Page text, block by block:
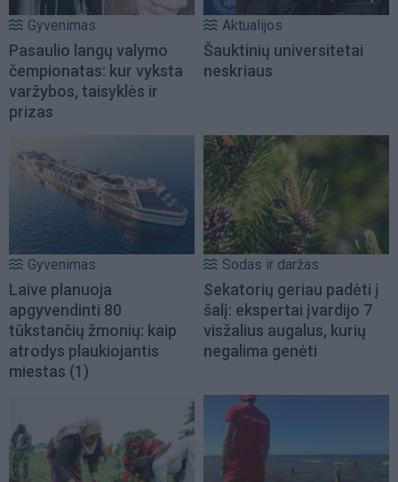
Gyvenimas
Pasaulio langų valymo
čempionatas: kur vyksta
varžybos, taisyklės ir
prizas
Aktualijos
Šauktinių universitetai
neskriaus
Gyvenimas
Laive planuoja
apgyvendinti 80
tūkstančių žmonių: kaip
atrodys plaukiojantis
miestas (1)
Sodas ir daržas
Sekatorių geriau padėti į
šalį: ekspertai įvardijo 7
visžalius augalus, kurių
negalima genėti